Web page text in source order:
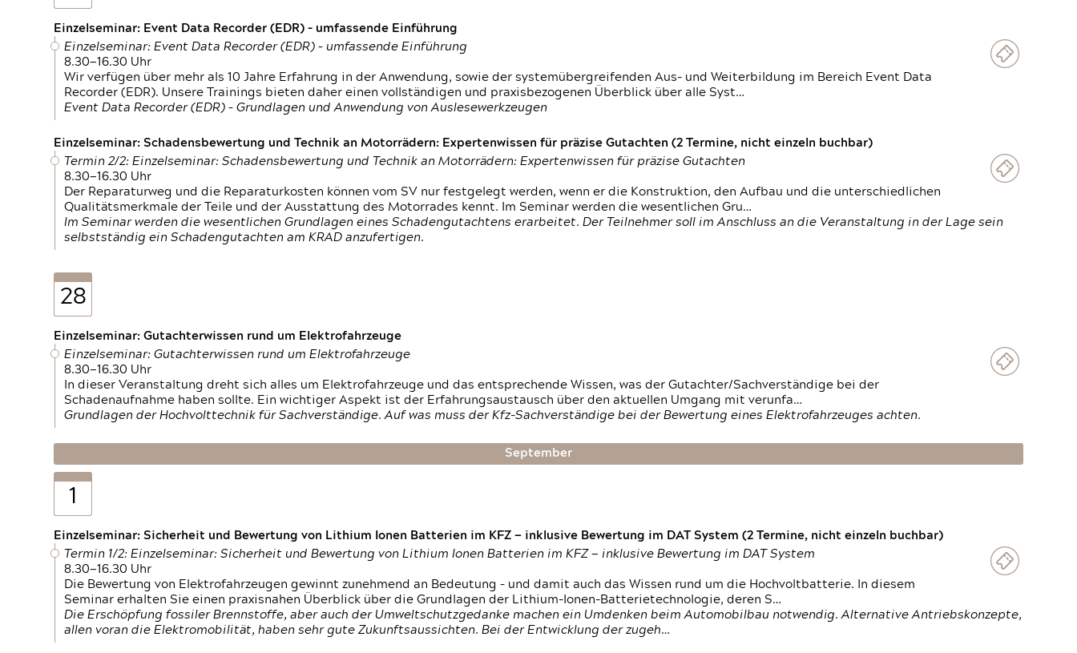
Einzelseminar: Event Data Recorder (EDR) – umfassende Einführung
Einzelseminar: Event Data Recorder (EDR) – umfassende Einführung
8.30—16.30 Uhr
Wir verfügen über mehr als 10 Jahre Erfahrung in der Anwendung, sowie der systemübergreifenden Aus- und Weiterbildung im Bereich Event Data
Recorder (EDR). Unsere Trainings bieten daher einen vollständigen und praxisbezogenen Überblick über alle Syst…
Event Data Recorder (EDR) – Grundlagen und Anwendung von Auslesewerkzeugen
Einzelseminar: Schadensbewertung und Technik an Motorrädern: Expertenwissen für präzise Gutachten (2 Termine, nicht einzeln buchbar)
Termin 2/2: Einzelseminar: Schadensbewertung und Technik an Motorrädern: Expertenwissen für präzise Gutachten
8.30—16.30 Uhr
Der Reparaturweg und die Reparaturkosten können vom SV nur festgelegt werden, wenn er die Konstruktion, den Aufbau und die unterschiedlichen
Qualitätsmerkmale der Teile und der Ausstattung des Motorrades kennt. Im Seminar werden die wesentlichen Gru…
Im Seminar werden die wesentlichen Grundlagen eines Schadengutachtens erarbeitet. Der Teilnehmer soll im Anschluss an die Veranstaltung in der Lage sein
selbstständig ein Schadengutachten am KRAD anzufertigen.
28
Einzelseminar: Gutachterwissen rund um Elektrofahrzeuge
Einzelseminar: Gutachterwissen rund um Elektrofahrzeuge
8.30—16.30 Uhr
In dieser Veranstaltung dreht sich alles um Elektrofahrzeuge und das entsprechende Wissen, was der Gutachter/Sachverständige bei der
Schadenaufnahme haben sollte. Ein wichtiger Aspekt ist der Erfahrungsaustausch über den aktuellen Umgang mit verunfa…
Grundlagen der Hochvolttechnik für Sachverständige. Auf was muss der Kfz-Sachverständige bei der Bewertung eines Elektrofahrzeuges achten.
September
1
Einzelseminar: Sicherheit und Bewertung von Lithium Ionen Batterien im KFZ — inklusive Bewertung im DAT System (2 Termine, nicht einzeln buchbar)
Termin 1/2: Einzelseminar: Sicherheit und Bewertung von Lithium Ionen Batterien im KFZ — inklusive Bewertung im DAT System
8.30—16.30 Uhr
Die Bewertung von Elektrofahrzeugen gewinnt zunehmend an Bedeutung – und damit auch das Wissen rund um die Hochvoltbatterie. In diesem
Seminar erhalten Sie einen praxisnahen Überblick über die Grundlagen der Lithium-Ionen-Batterietechnologie, deren S…
Die Erschöpfung fossiler Brennstoffe, aber auch der Umweltschutzgedanke machen ein Umdenken beim Automobilbau notwendig. Alternative Antriebskonzepte,
allen voran die Elektromobilität, haben sehr gute Zukunftsaussichten. Bei der Entwicklung der zugeh…